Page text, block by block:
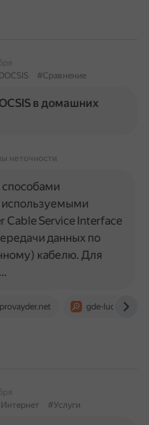
#Сравнение
в домашних
неточности
provayder.net gde-luchshe.ru
способами
используемыми
Cable Service Interface
данных по
кабелю. Для
#Услуги